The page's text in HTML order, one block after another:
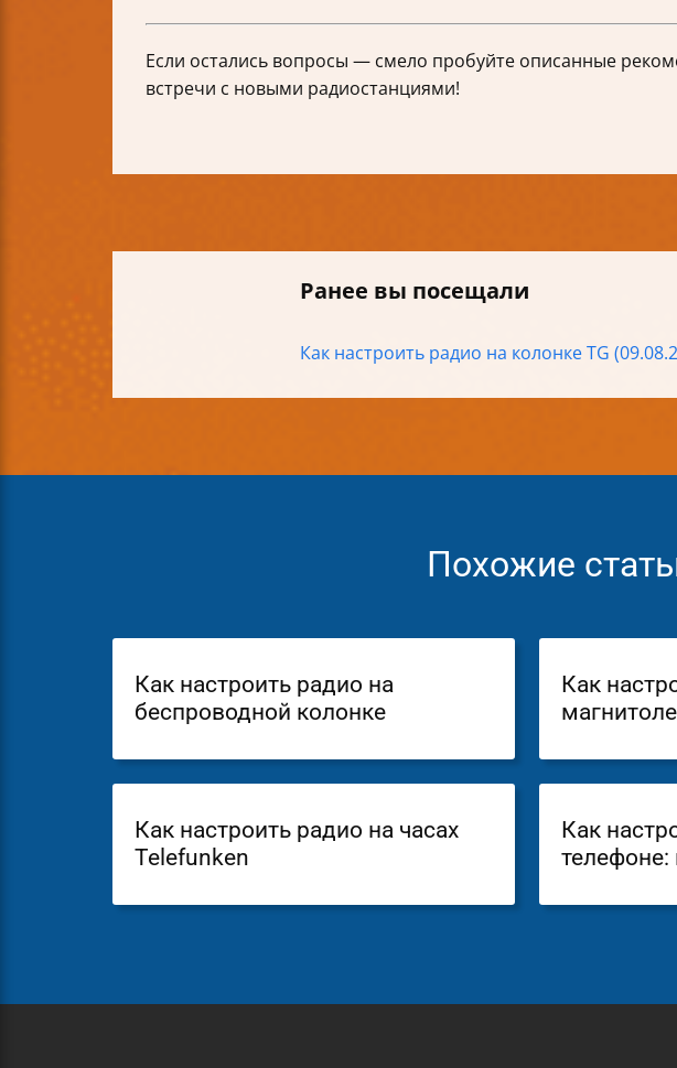
Если остались вопросы — смело пробуйте описанные
встречи с новыми радиостанциями!
Ранее вы посещали
Как настроить радио на колонке TG
Похожие
Как настроить радио на
беспроводной колонке
Как
Как настроить радио на часах
Telefunken
Как
телефоне: